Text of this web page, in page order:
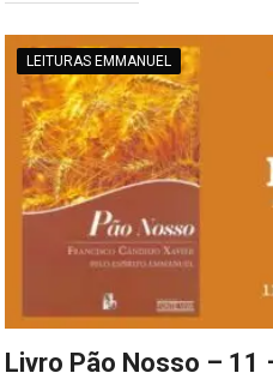
LEITURAS EMMANUEL
Livro Pão Nosso – 11